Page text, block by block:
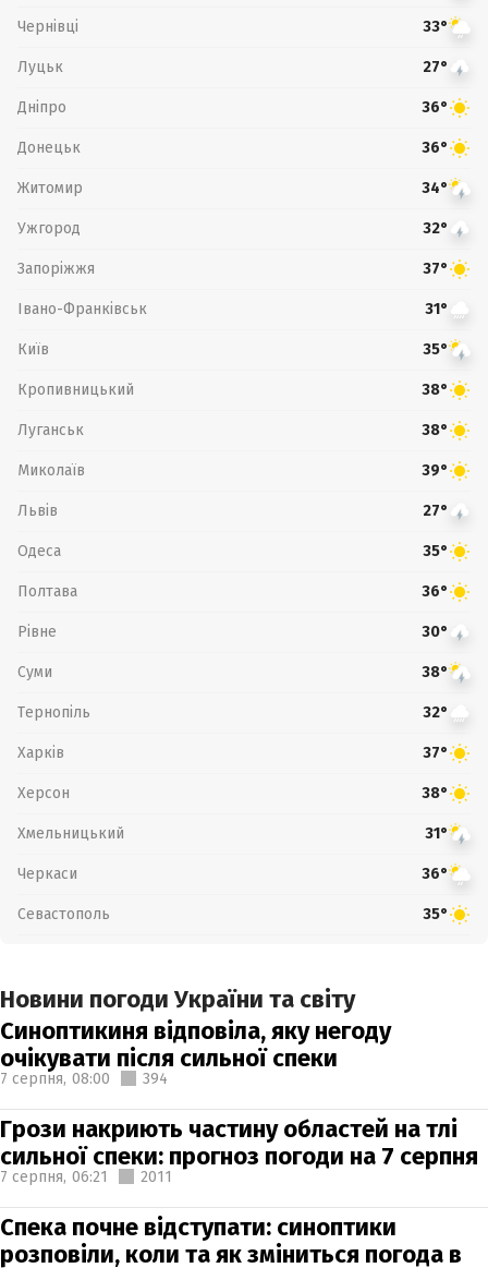
Чернівці 33°
Луцьк 27°
Дніпро 36°
Донецьк 36°
Житомир 34°
Ужгород 32°
Запоріжжя 37°
Івано-Франківськ 31°
Київ 35°
Кропивницький 38°
Луганськ 38°
Миколаїв 39°
Львів 27°
Одеса 35°
Полтава 36°
Рівне 30°
Суми 38°
Тернопіль 32°
Харків 37°
Херсон 38°
Хмельницький 31°
Черкаси 36°
Севастополь 35°
Новини погоди України та світу
Синоптикиня відповіла, яку негоду
очікувати після сильної спеки
7 серпня, 08:00 394
Грози накриють частину областей на тлі
сильної спеки: прогноз погоди на 7 серпня
7 серпня, 06:21 2011
Спека почне відступати: синоптики
розповіли, коли та як зміниться погода в